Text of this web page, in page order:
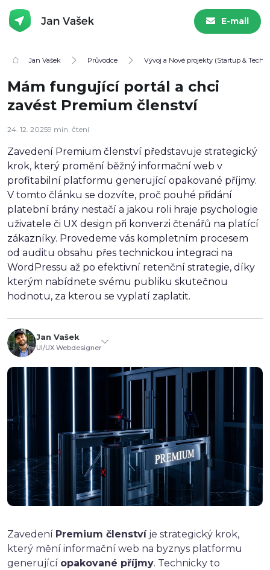
E-mail
Jan Vašek Průvodce Vývoj a Nové projekty (Startup & Tech)
Mám fungující portál a chci
zavést Premium členství
24. 12. 20259 min. čtení
Zavedení Premium členství představuje strategický
krok, který promění běžný informační web v
profitabilní platformu generující opakované příjmy.
V tomto článku se dozvíte, proč pouhé přidání
platební brány nestačí a jakou roli hraje psychologie
uživatele či UX design při konverzi čtenářů na platící
zákazníky. Provedeme vás kompletním procesem
od auditu obsahu přes technickou integraci na
WordPressu až po efektivní retenční strategie, díky
kterým nabídnete svému publiku skutečnou
hodnotu, za kterou se vyplatí zaplatit.
Jan Vašek
UI/UX Webdesigner
Zavedení Premium členstvíje strategický krok,
který mění informační web na byznys platformu
generující opakované příjmy. Technicky to